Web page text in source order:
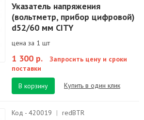
Указатель напряжения
(вольтметр, прибор цифровой)
d52/60 мм CITY
цена за 1 шт
1 300 р.
Запросить цену и сроки
поставки
В корзину
Купить в один клик
Код - 420019 | redBTR